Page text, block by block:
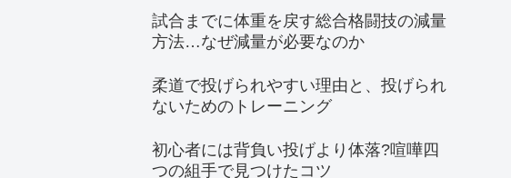
試合までに体重を戻す総合格闘技の減量
方法…なぜ減量が必要なのか
柔道で投げられやすい理由と、投げられ
ないためのトレーニング
初心者には背負い投げより体落?喧嘩四
つの組手で見つけたコツ